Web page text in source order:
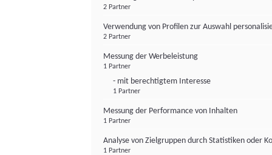
2 Partner
Verwendung von Profilen zur Auswahl
2 Partner
Messung der Werbeleistung
1 Partner
- mit berechtigtem Interesse
1 Partner
Messung der Performance von Inhalten
1 Partner
Analyse von Zielgruppen durch Statistiken oder
1 Partner